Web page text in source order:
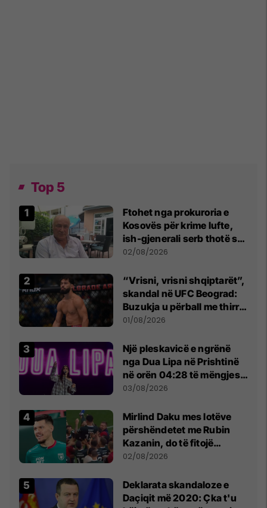
Top 5
Ftohet nga prokuroria e
Kosovës për krime lufte,
ish-gjenerali serb thotë se
dikush e tradhtoi në
02/08/2026
“Vrisni, vrisni shqiptarët”,
skandal në UFC Beograd:
Buzukja u përball me thirrje
anti-shqiptare nga
01/08/2026
Një pleskavicë e ngrënë
nga Dua Lipa në Prishtinë
në orën 04:28 të mëngjesit
- dhe bota digjitale serbe
03/08/2026
Mirlind Daku mes lotëve
përshëndetet me Rubin
Kazanin, do të fitojë
miliona te Spartak Moska
02/08/2026
​Deklarata skandaloze e
Daçiqit më 2020: Çka t'u